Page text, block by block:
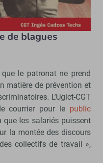
des cadres » 2024 Ugict-
de blagues
le patronat ne prend
matière de prévention et
L’Ugict-CGT
courrier pour le public
que les salariés puissent
la montée des discours
collectifs de travail »,